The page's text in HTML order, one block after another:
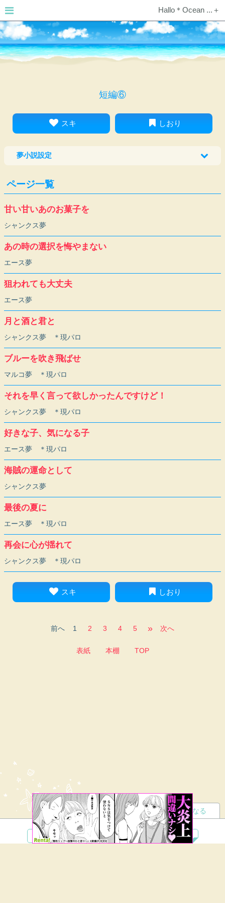
Hallo＊Ocean ...＋
短編⑥
スキ しおり
夢小説設定
ページ一覧
甘い甘いあのお菓子を
シャンクス夢
あの時の選択を悔やまない
エース夢
狙われても大丈夫
エース夢
月と酒と君と
シャンクス夢 ＊現パロ
ブルーを吹き飛ばせ
マルコ夢 ＊現パロ
それを早く言って欲しかったんですけど！
シャンクス夢 ＊現パロ
好きな子、気になる子
エース夢 ＊現パロ
海賊の運命として
シャンクス夢
最後の夏に
エース夢 ＊現パロ
再会に心が揺れて
シャンクス夢 ＊現パロ
スキ しおり
前へ 1 2 3 4 5 » 次へ
表紙 本棚 TOP
夢小説 ツイステ R18 鬼滅の刃 BL
読者になる